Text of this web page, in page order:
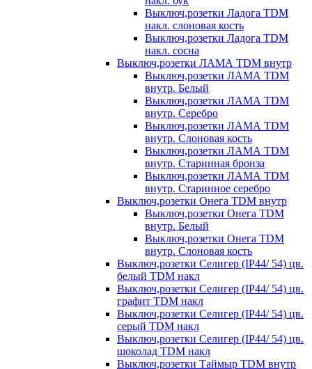
Выключ,розетки Ладога TDM
накл. слоновая кость
Выключ,розетки Ладога TDM
накл. сосна
Выключ,розетки ЛАМА TDM внутр
Выключ,розетки ЛАМА TDM
внутр. Белый
Выключ,розетки ЛАМА TDM
внутр. Серебро
Выключ,розетки ЛАМА TDM
внутр. Слоновая кость
Выключ,розетки ЛАМА TDM
внутр. Старинная бронза
Выключ,розетки ЛАМА TDM
внутр. Старинное серебро
Выключ,розетки Онега TDM внутр
Выключ,розетки Онега TDM
внутр. Белый
Выключ,розетки Онега TDM
внутр. Слоновая кость
Выключ,розетки Селигер (IP44/ 54) цв.
белый TDM накл
Выключ,розетки Селигер (IP44/ 54) цв.
графит TDM накл
Выключ,розетки Селигер (IP44/ 54) цв.
серый TDM накл
Выключ,розетки Селигер (IP44/ 54) цв.
шоколад TDM накл
Выключ,розетки Таймыр TDM внутр